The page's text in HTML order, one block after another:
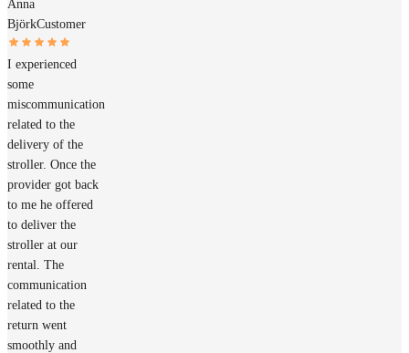
Anna
BjörkCustomer
I experienced
some
miscommunication
related to the
delivery of the
stroller. Once the
provider got back
to me he offered
to deliver the
stroller at our
rental. The
communication
related to the
return went
smoothly and